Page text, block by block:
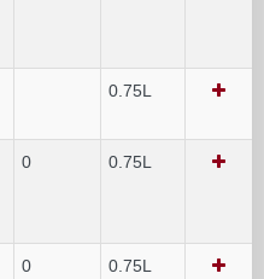
0.75L
0 0.75L
0 0.75L